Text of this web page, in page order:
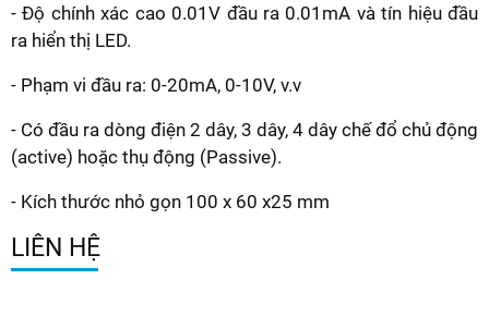
- Độ chính xác cao 0.01V đầu ra 0.01mA và tín hiệu đầu
ra hiển thị LED.
- Phạm vi đầu ra: 0-20mA, 0-10V, v.v
- Có đầu ra dòng điện 2 dây, 3 dây, 4 dây chế đổ chủ động
(active) hoặc thụ động (Passive).
- Kích thước nhỏ gọn 100 x 60 x25 mm
LIÊN HỆ